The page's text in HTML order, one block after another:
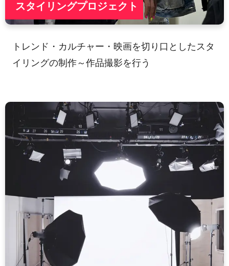
スタイリングプロジェクト
トレンド・カルチャー・映画を切り口としたスタ
イリングの制作～作品撮影を行う